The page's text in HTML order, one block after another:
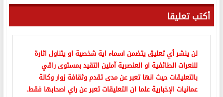
أكتب تعليقا
لن ينشر أي تعليق يتضمن اسماء اية شخصية او يتناول اثارة
للنعرات الطائفية او العنصرية آملين التقيد بمستوى راقي
بالتعليقات حيث انها تعبر عن مدى تقدم وثقافة زوار وكالة
عمانيات الإخبارية علما ان التعليقات تعبر عن راي اصحابها فقط.